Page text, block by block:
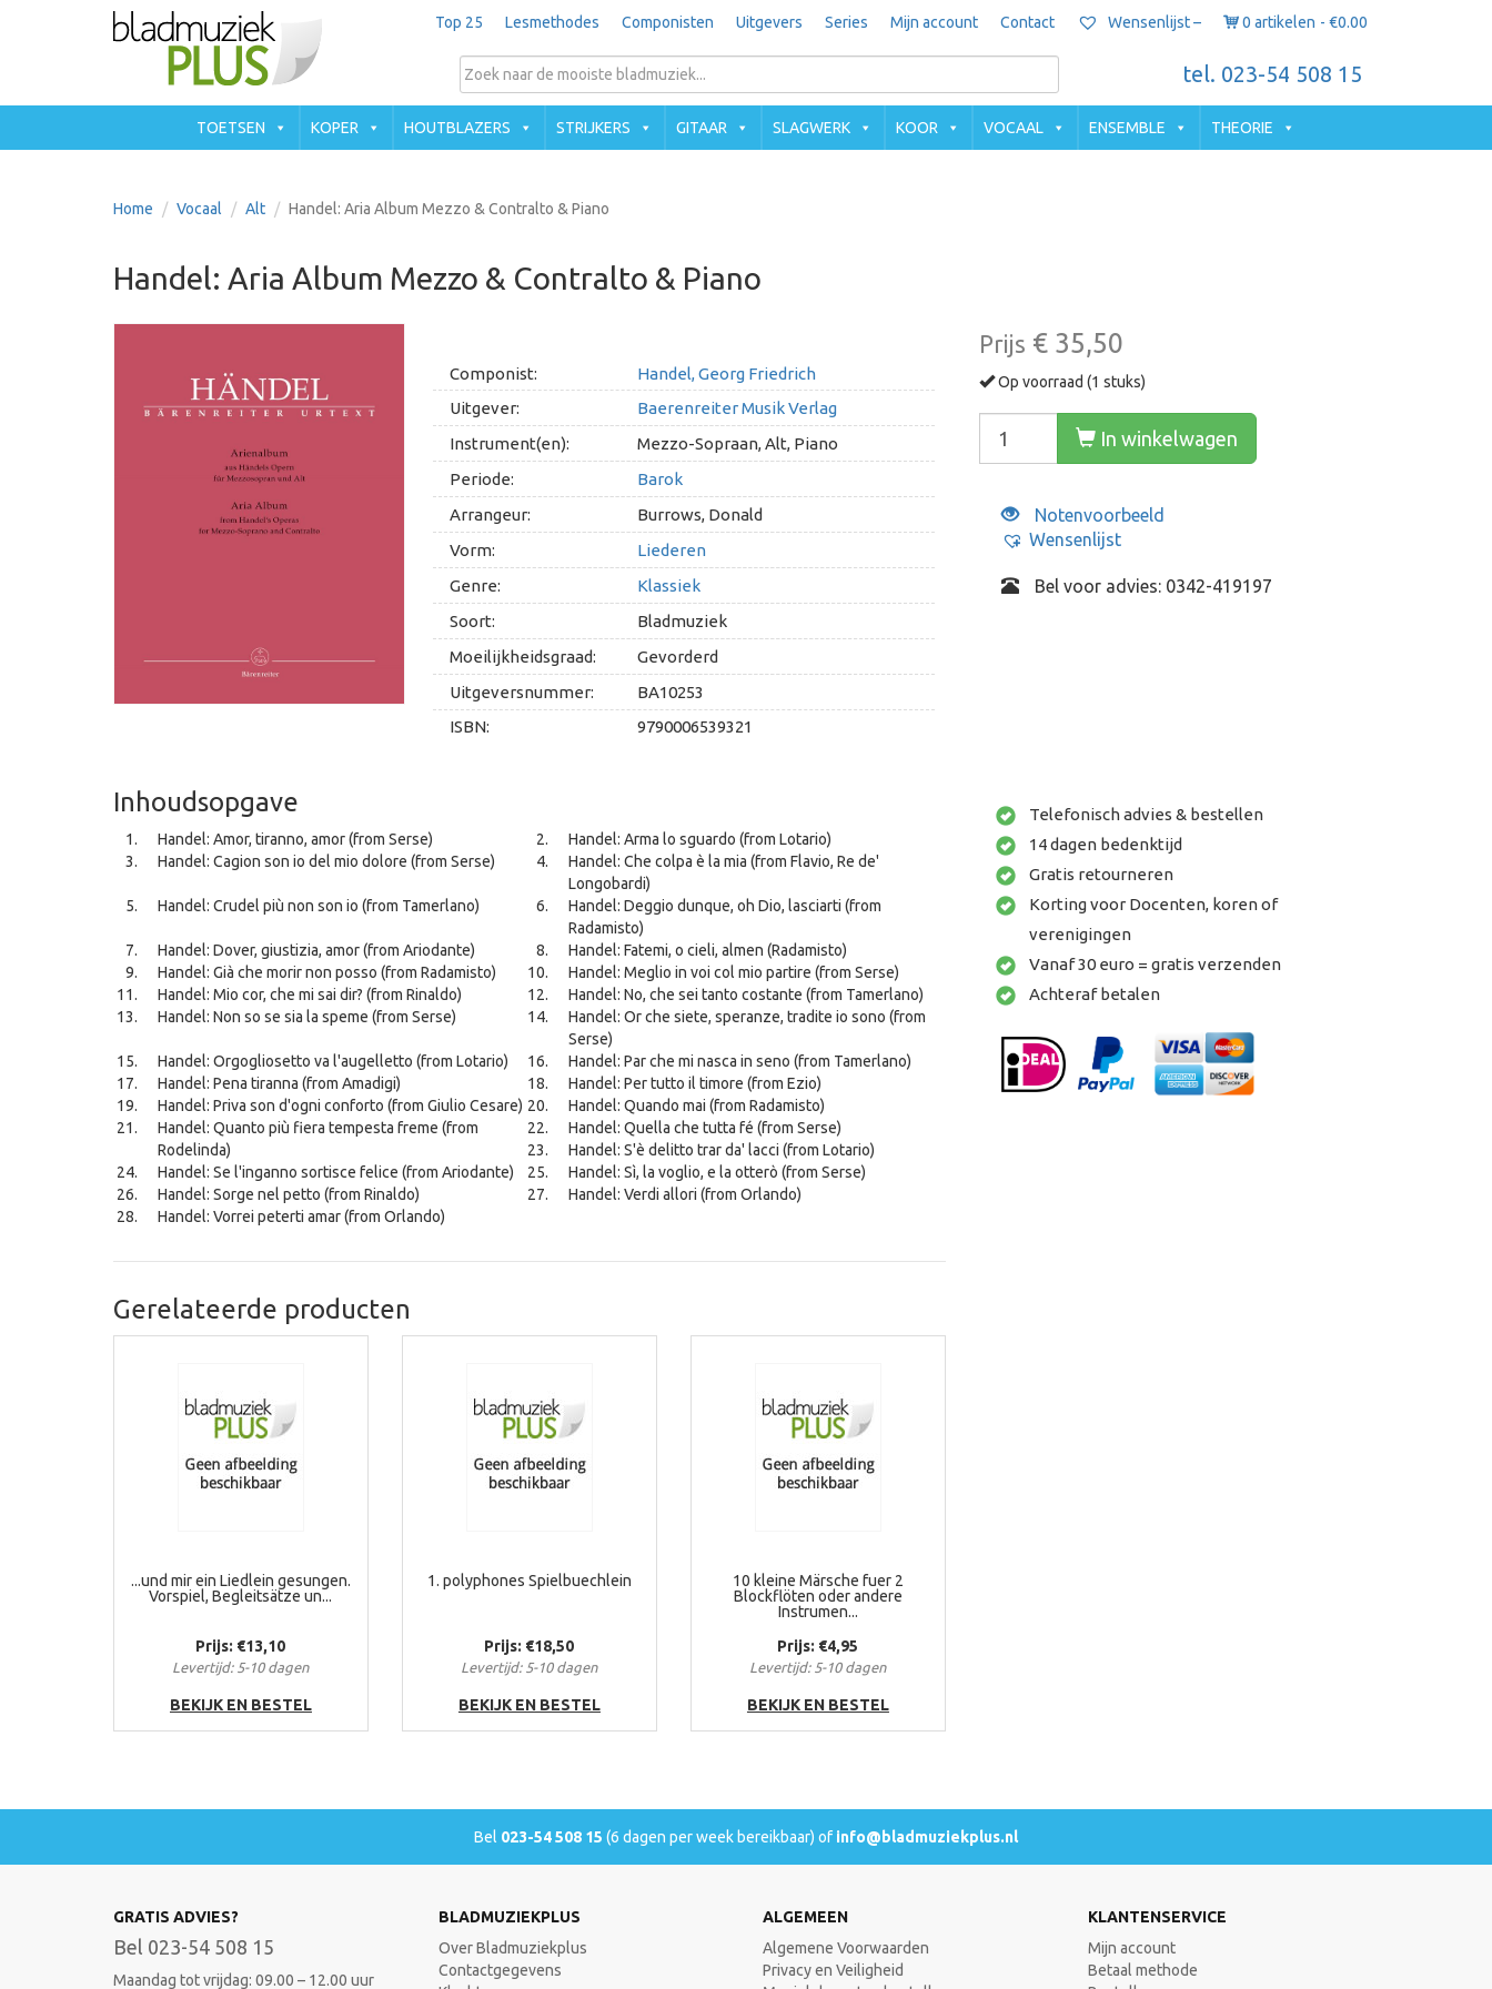
Top 25 Lesmethodes Componisten Uitgevers Series Mijn account Contact Wensenlijst – 0 artikelen €0.00
tel. 023-54 508 15
TOETSEN KOPER HOUTBLAZERS STRIJKERS GITAAR SLAGWERK KOOR VOCAAL ENSEMBLE THEORIE
Home Vocaal Alt Handel: Aria Album Mezzo & Contralto & Piano
Handel: Aria Album Mezzo & Contralto & Piano
Componist:
Handel, Georg Friedrich
Uitgever:
Baerenreiter Musik Verlag
Instrument(en):
Mezzo-Sopraan, Alt, Piano
Periode:
Barok
Arrangeur:
Burrows, Donald
Vorm:
Liederen
Genre:
Klassiek
Soort:
Bladmuziek
Moeilijkheidsgraad:
Gevorderd
Uitgeversnummer:
BA10253
ISBN:
9790006539321
Prijs € 35,50
Op voorraad (1 stuks)
In winkelwagen
Notenvoorbeeld
Wensenlijst
Bel voor advies: 0342-419197
Inhoudsopgave
Handel: Amor, tiranno, amor (from Serse)
Handel: Arma lo sguardo (from Lotario)
Handel: Cagion son io del mio dolore (from Serse)
Handel: Che colpa è la mia (from Flavio, Re de'
Longobardi)
Handel: Crudel più non son io (from Tamerlano)
Handel: Deggio dunque, oh Dio, lasciarti (from
Radamisto)
Handel: Dover, giustizia, amor (from Ariodante)
Handel: Fatemi, o cieli, almen (Radamisto)
Handel: Già che morir non posso (from Radamisto)
Handel: Meglio in voi col mio partire (from Serse)
Handel: Mio cor, che mi sai dir? (from Rinaldo)
Handel: No, che sei tanto costante (from Tamerlano)
Handel: Non so se sia la speme (from Serse)
Handel: Or che siete, speranze, tradite io sono (from
Serse)
Handel: Orgogliosetto va l'augelletto (from Lotario)
Handel: Par che mi nasca in seno (from Tamerlano)
Handel: Pena tiranna (from Amadigi)
Handel: Per tutto il timore (from Ezio)
Handel: Priva son d'ogni conforto (from Giulio Cesare)
Handel: Quando mai (from Radamisto)
Handel: Quanto più fiera tempesta freme (from
Rodelinda)
Handel: Quella che tutta fé (from Serse)
Handel: S'è delitto trar da' lacci (from Lotario)
Handel: Se l'inganno sortisce felice (from Ariodante)
Handel: Sì, la voglio, e la otterò (from Serse)
Handel: Sorge nel petto (from Rinaldo)
Handel: Verdi allori (from Orlando)
Handel: Vorrei peterti amar (from Orlando)
Gerelateerde producten
...und mir ein Liedlein gesungen.
Vorspiel, Begleitsätze un...
Prijs: €13,10
Levertijd: 5-10 dagen
BEKIJK EN BESTEL
1. polyphones Spielbuechlein
Prijs: €18,50
Levertijd: 5-10 dagen
BEKIJK EN BESTEL
10 kleine Märsche fuer 2
Blockflöten oder andere
Instrumen...
Prijs: €4,95
Levertijd: 5-10 dagen
BEKIJK EN BESTEL
Telefonisch advies & bestellen
14 dagen bedenktijd
Gratis retourneren
Korting voor Docenten, koren of
verenigingen
Vanaf 30 euro = gratis verzenden
Achteraf betalen
Bel 023-54 508 15 (6 dagen per week bereikbaar) of info@bladmuziekplus.nl
GRATIS ADVIES?
Bel 023-54 508 15
Maandag tot vrijdag: 09.00 – 12.00 uur
BLADMUZIEKPLUS
Over Bladmuziekplus
Contactgegevens
ALGEMEEN
Algemene Voorwaarden
Privacy en Veiligheid
KLANTENSERVICE
Mijn account
Betaal methode